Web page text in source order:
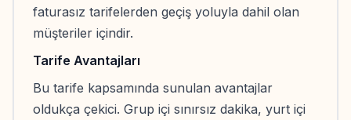
faturasız tarifelerden geçiş yoluyla dahil olan
müşteriler içindir.
Tarife Avantajları
Bu tarife kapsamında sunulan avantajlar
oldukça çekici. Grup içi sınırsız dakika, yurt içi